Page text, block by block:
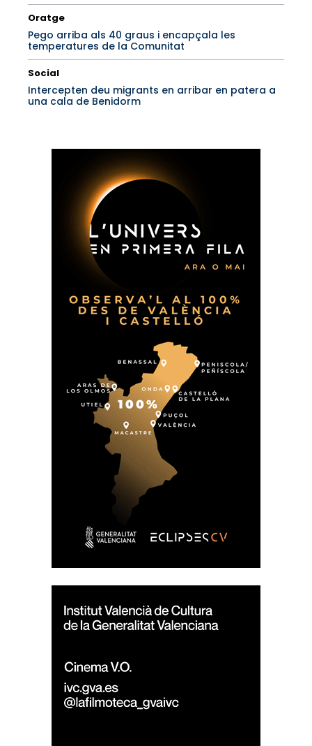
Oratge
Pego arriba als 40 graus i encapçala les
temperatures de la Comunitat
Social
Intercepten deu migrants en arribar en patera a
una cala de Benidorm